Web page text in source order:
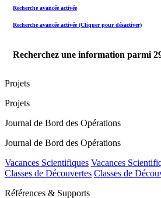
Recherche avancée activée
Recherche avancée activée (Cliquer pour désactiver)
Recherchez une information parmi
Projets
Projets
Journal de Bord des Opérations
Journal de Bord des Opérations
Vacances Scientifiques Vacances
Classes de Découvertes Classes de
Références & Supports